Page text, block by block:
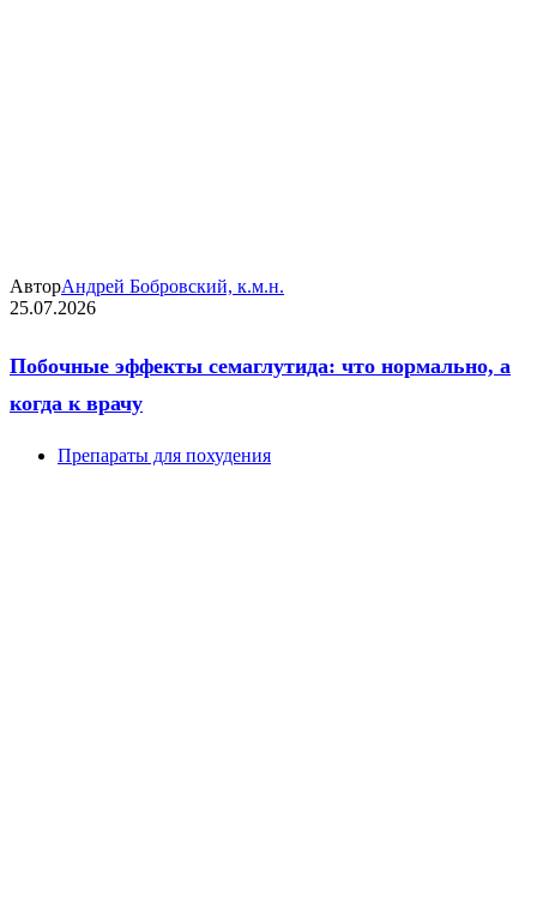
АвторАндрей Бобровский, к.м.н.
25.07.2026
Побочные эффекты семаглутида: что нормально, а
когда к врачу
Препараты для похудения